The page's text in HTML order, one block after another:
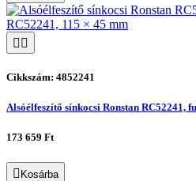
Cikkszám: 4852241
Alsóélfeszítő sínkocsi Ronstan RC52241,
173 659 Ft
Kosárba